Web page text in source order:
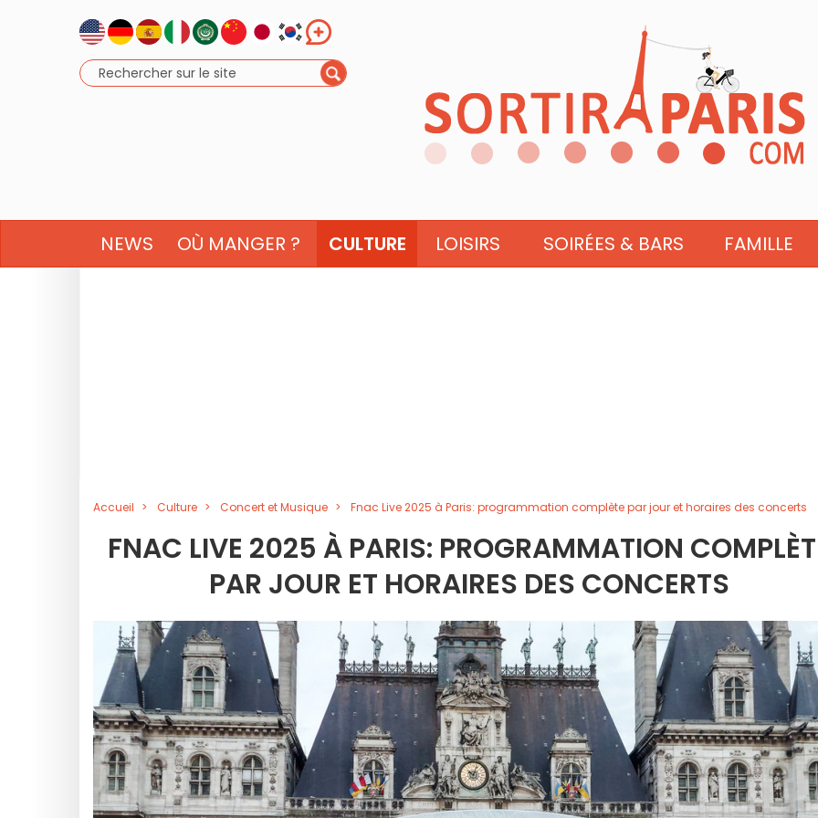
NEWS OÙ MANGER ? CULTURE LOISIRS SOIRÉES & BARS FAMILLE
Accueil Culture Concert et Musique Fnac Live 2025 à Paris: programmation complète par jour et horaires des concerts
FNAC LIVE 2025 À PARIS: PROGRAMMATION
PAR JOUR ET HORAIRES DES CONCERTS